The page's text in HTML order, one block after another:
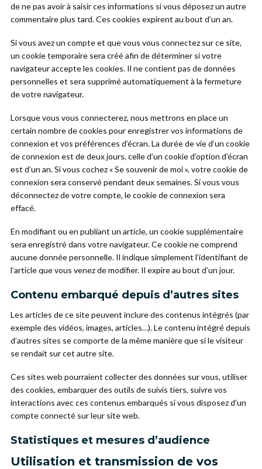
de ne pas avoir à saisir ces informations si vous déposez un autre
commentaire plus tard. Ces cookies expirent au bout d’un an.
Si vous avez un compte et que vous vous connectez sur ce site,
un cookie temporaire sera créé afin de déterminer si votre
navigateur accepte les cookies. Il ne contient pas de données
personnelles et sera supprimé automatiquement à la fermeture
de votre navigateur.
Lorsque vous vous connecterez, nous mettrons en place un
certain nombre de cookies pour enregistrer vos informations de
connexion et vos préférences d’écran. La durée de vie d’un cookie
de connexion est de deux jours, celle d’un cookie d’option d’écran
est d’un an. Si vous cochez « Se souvenir de moi », votre cookie de
connexion sera conservé pendant deux semaines. Si vous vous
déconnectez de votre compte, le cookie de connexion sera
effacé.
En modifiant ou en publiant un article, un cookie supplémentaire
sera enregistré dans votre navigateur. Ce cookie ne comprend
aucune donnée personnelle. Il indique simplement l’identifiant de
l’article que vous venez de modifier. Il expire au bout d’un jour.
Contenu embarqué depuis d’autres sites
Les articles de ce site peuvent inclure des contenus intégrés (par
exemple des vidéos, images, articles…). Le contenu intégré depuis
d’autres sites se comporte de la même manière que si le visiteur
se rendait sur cet autre site.
Ces sites web pourraient collecter des données sur vous, utiliser
des cookies, embarquer des outils de suivis tiers, suivre vos
interactions avec ces contenus embarqués si vous disposez d’un
compte connecté sur leur site web.
Statistiques et mesures d’audience
Utilisation et transmission de vos